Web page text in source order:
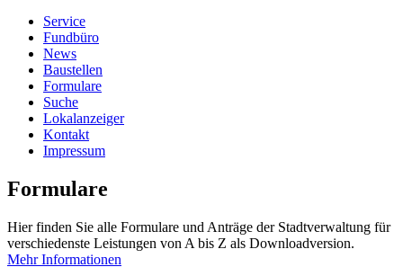
Service
Fundbüro
News
Baustellen
Formulare
Suche
Lokalanzeiger
Kontakt
Impressum
Formulare
Hier finden Sie alle Formulare und Anträge der Stadtverwaltung für
verschiedenste Leistungen von A bis Z als Downloadversion.
Mehr Informationen